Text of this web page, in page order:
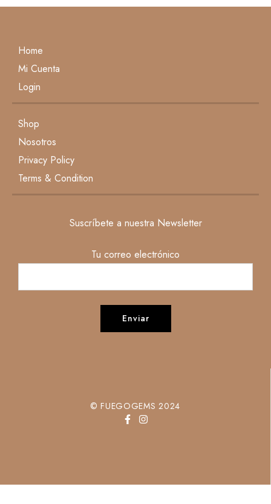
Home
Mi Cuenta
Login
Shop
Nosotros
Privacy Policy
Terms & Condition
Suscríbete a nuestra Newsletter
Tu correo electrónico
© FUEGOGEMS 2024